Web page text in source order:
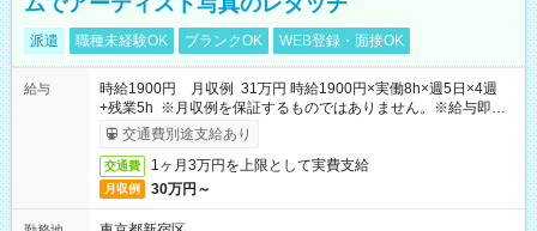
派遣 職種未経験OK ブランクOK WEB登録・面接OK
給与
時給1900円 月収例 31万円 時給1900円×実働8h×週5日×4週
+残業5h ※月収例を保証するものではありません。※給与即受
取りサービス利用可（利用条件有）
交通費別途支給あり
交通費 1ヶ月3万円を上限として実費支給
月収例 30万円～